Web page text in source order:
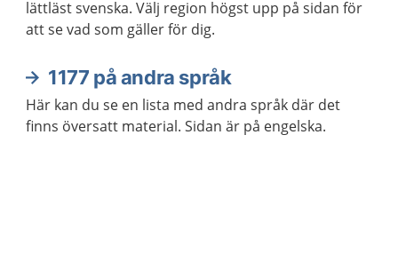
lättläst svenska. Välj region högst upp på sidan för
att se vad som gäller för dig.
1177 på andra språk
Här kan du se en lista med andra språk där det
finns översatt material. Sidan är på engelska.